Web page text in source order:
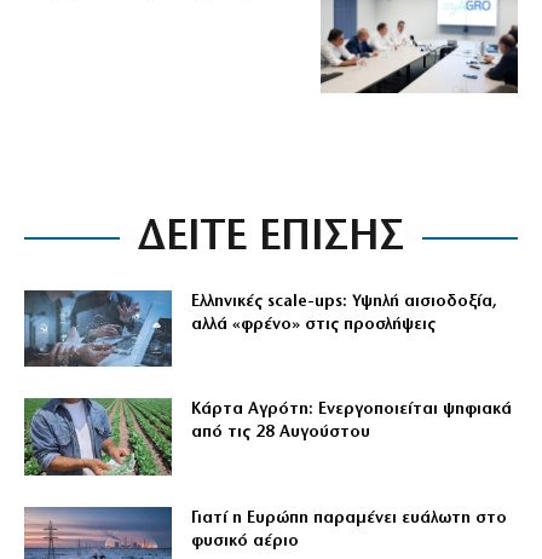
ΔΕΙΤΕ ΕΠΙΣΗΣ
Ελληνικές scale-ups: Υψηλή αισιοδοξία,
αλλά «φρένο» στις προσλήψεις
Κάρτα Αγρότη: Ενεργοποιείται ψηφιακά
από τις 28 Αυγούστου
Γιατί η Ευρώπη παραμένει ευάλωτη στο
φυσικό αέριο